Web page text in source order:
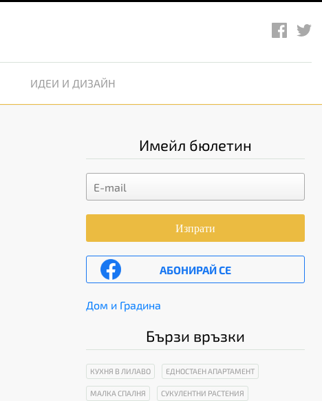
ИДЕИ И ДИЗАЙН
Имейл бюлетин
Изпрати
АБОНИРАЙ СЕ
Дом и Градина
Бързи връзки
КУХНЯ В ЛИЛАВО ЕДНОСТАЕН АПАРТАМЕНТ
МАЛКА СПАЛНЯ СУКУЛЕНТНИ РАСТЕНИЯ